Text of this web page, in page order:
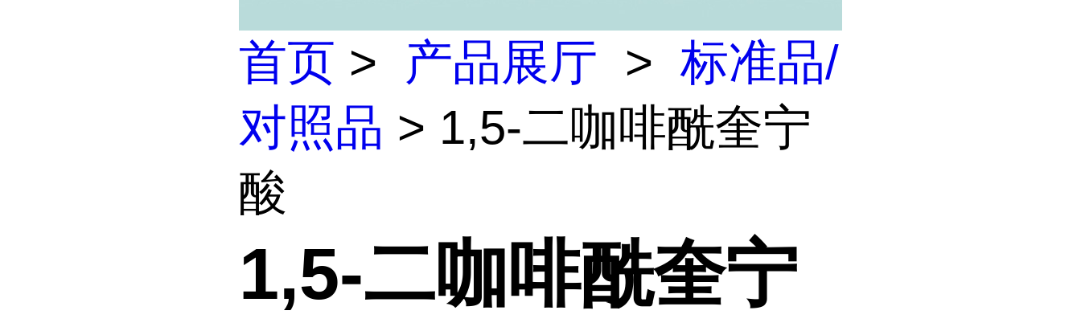
首页 > 产品展厅 > 标准品/
对照品 > 1,5-二咖啡酰奎宁
酸
1,5-二咖啡酰奎宁